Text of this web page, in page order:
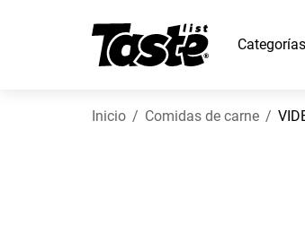
Categorías
Inicio Comidas de carne